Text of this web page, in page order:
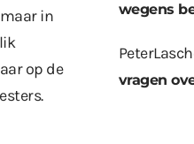
in
op de
wegens
vragen